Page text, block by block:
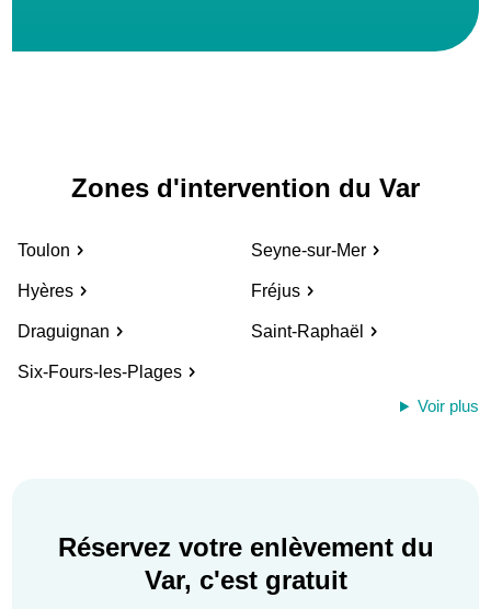
Zones d'intervention du Var
Toulon Seyne-sur-Mer
Hyères Fréjus
Draguignan Saint-Raphaël
Six-Fours-les-Plages
Voir plus
Réservez votre enlèvement du
Var, c'est gratuit